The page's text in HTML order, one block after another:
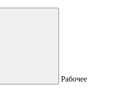
Рабочее